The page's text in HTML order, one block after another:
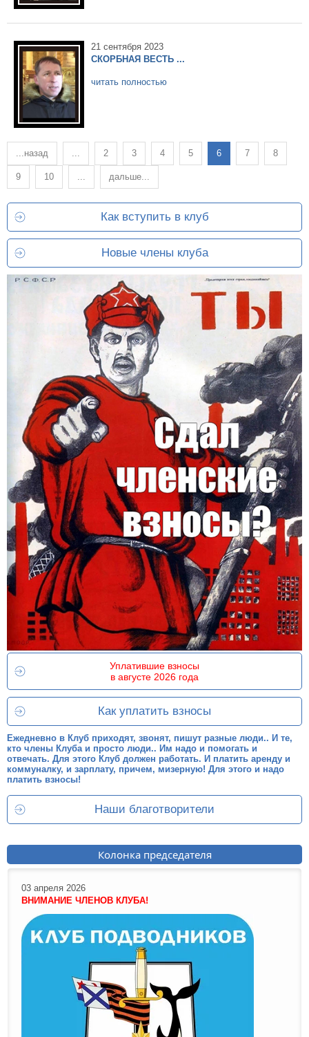
21 сентября 2023
СКОРБНАЯ ВЕСТЬ ...
читать полностью
...назад ... 2 3 4 5 6 7 8
9 10 ... дальше...
Как вступить в клуб
Новые члены клуба
Уплатившие взносы
в августе 2026 года
Как уплатить взносы
Ежедневно в Клуб приходят, звонят, пишут разные люди.. И те,
кто члены Клуба и просто люди.. Им надо и помогать и
отвечать. Для этого Клуб должен работать. И платить аренду и
коммуналку, и зарплату, причем, мизерную! Для этого и надо
платить взносы!
Наши благотворители
Колонка председателя
03 апреля 2026
ВНИМАНИЕ ЧЛЕНОВ КЛУБА!